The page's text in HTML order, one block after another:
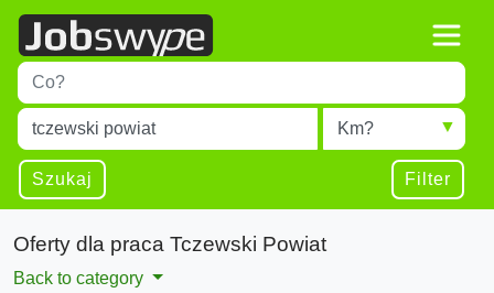
Title
Type 1 or more characters for results.
Miejscowość
Type 1 or more characters for results.
Radius
Szukaj Filter
Oferty dla praca Tczewski Powiat
Back to category